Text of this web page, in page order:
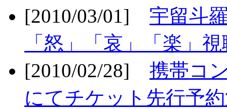
[2010/03/01] 宇留斗
「怒」「哀」「楽」
[2010/02/28] 携帯コ
にてチケット先行予